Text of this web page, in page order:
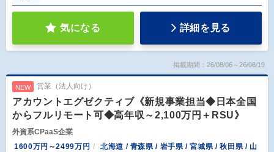
気になる 詳細を見る
掲載期間：26/08/06～26/08/19
NEW 営業（法人向け）
アカウントエグゼクティブ《新規事業担当◆日本全国
からフルリモート可◆高年収～2,100万円＋RSU》
外資系CPaaS企業
1600万円～2499万円
北海道 / 青森県 / 岩手県 / 宮城県 / 秋田県 / 山